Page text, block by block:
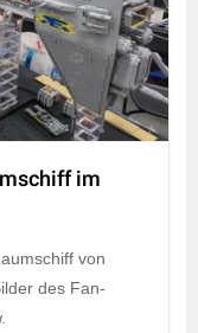
im
von
des Fan-